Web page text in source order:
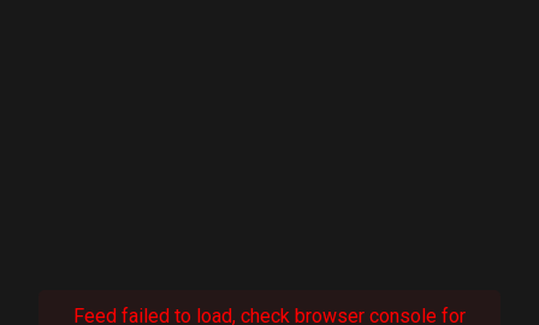
Feed failed to load, check browser console for